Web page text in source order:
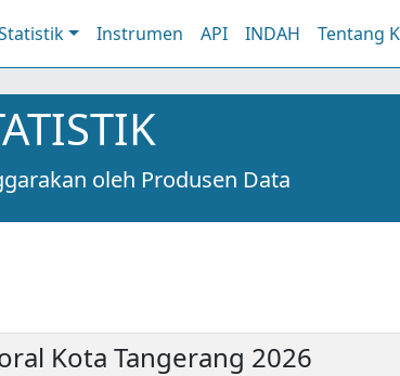
Instrumen API INDAH Tentang
oleh Produsen Data
Kota Tangerang 2026